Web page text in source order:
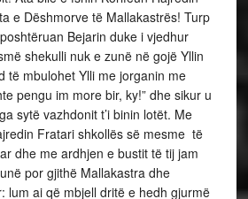
e Dëshmorve të Mallakastrës! Turp
Bejarin duke i vjedhur
shekulli nuk e zunë në gojë Yllin
të mbulohet Ylli me jorganin me
pengu im more bir, ky!” dhe sikur u
sytë vazhdonit t’i binin lotët. Me
Fratari shkollës së mesme të
dhe me ardhjen e bustit të tij jam
por gjithë Mallakastra dhe
lum ai që mbjell dritë e hedh gjurmë